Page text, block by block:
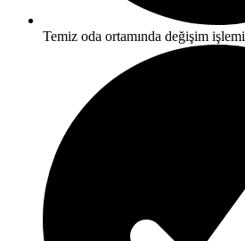
Temiz oda ortamında değişim işlemi